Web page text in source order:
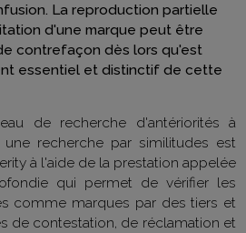
La reproduction partielle
d'une marque peut être
contrefaçon dès lors qu'est
essentiel et distinctif de cette
de recherche d'antériorités à
une recherche par similitudes est
à l'aide de la prestation appelée
qui permet de vérifier les
comme marques par des tiers et
de contestation, de réclamation et